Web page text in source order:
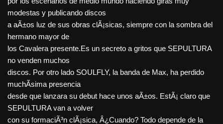
modestas y publicando discos
a aÃ±os luz de sus obras clÃ¡sicas, siempre con la sombra del
hermano mayor de
los Cavalera presente.Es un secreto a gritos que SEPULTURA
no venden muchos
discos. Por otro lado SOULFLY, la banda de Max, ha perdido
muchÃ­sima presencia
desde que lanzara su debut hace unos aÃ±os. EstÃ¡ claro que
SEPULTURA van a volver
con su formaciÃ³n clÃ¡sica, Â¿Cuando? Todo depende de la